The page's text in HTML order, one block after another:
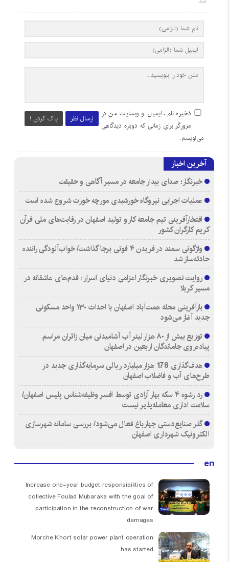
ارسال نظر پاک کردن !
ذخیره نام، ایمیل و وبسایت من در
مرورگر برای زمانی که دوباره دیدگاهی
می‌نویسم.
آخرین اخبار
خبرنگار؛ صدای بیدار جامعه در مسیر آگاهی و حقیقت
عملیات اجرایی نیروگاه خورشیدی مورچه خورت شروع شده است
افتخارآفرینی تیم جامعه کار و تولید اصفهان در رقابت‌های ملی قرآن
کریم کارگران کشور
واژگونی سمند در فریدن ۴ فوتی برجا گذاشت/ خواب‌آلودگی راننده
حادثه‌ساز شد
روایت تصویری خبرنگار اعزامی دنیای اسرار : قدم‌های عاشقانه در
مسیر کربلا
بازآفرینی محله همت‌آباد اصفهان با احداث ۱۳۰ واحد مسکونی
جدید آغاز می‌شود
توزیع بیش از ۸۰ هزار لیتر آب آشامیدنی میان زائران مراسم
پیاده‌روی جاماندگان اربعین در اصفهان
هدف‌گذاری 178 هزار میلیارد ریالی سرمایه‌گذاری جدید در
طرح‌های آب و فاضلاب اصفهان
رد رشوه ۴ سکه بهار آزادی توسط افسر وظیفه‌شناس پلیس اصفهان/
سلامت اداری معامله‌پذیر نیست
گذر صنایع‌دستی چهارباغ فعال می‌شود/ بررسی سامانه شهرسازی
الکترونیک شهرداری اصفهان
en
Increase one-year budget responsibilities of
collective Foulad Mubaraka with the goal of
participation in the reconstruction of war
damages
Morche Khort solar power plant operation
has started